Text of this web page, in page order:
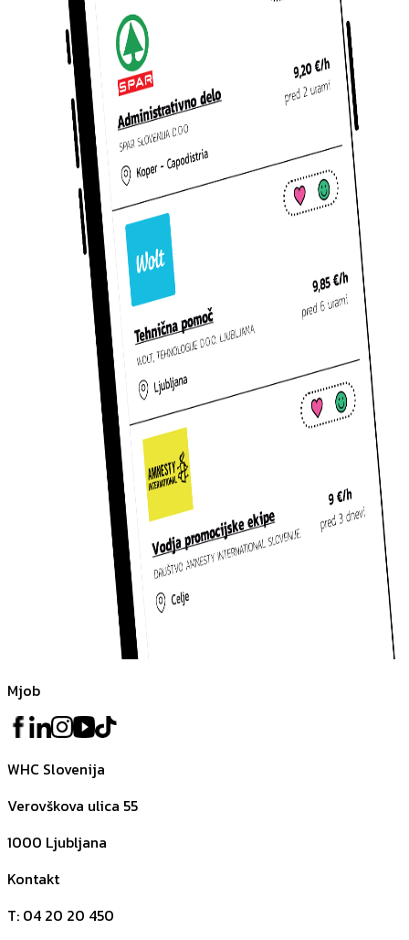
Mjob
WHC Slovenija
Verovškova ulica 55
1000 Ljubljana
Kontakt
T: 04 20 20 450